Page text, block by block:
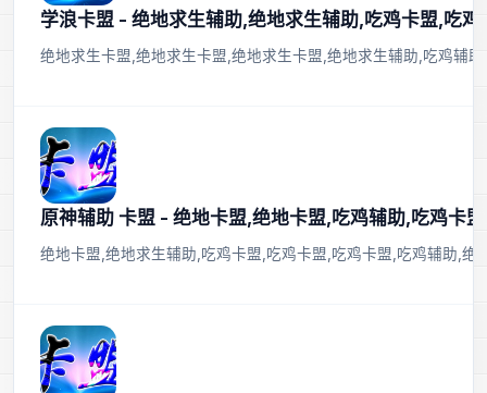
学浪卡盟 - 绝地求生辅助,绝地求生辅助,吃鸡卡盟,吃鸡
绝地求生卡盟,绝地求生卡盟,绝地求生卡盟,绝地求生辅助,吃鸡辅
原神辅助 卡盟 - 绝地卡盟,绝地卡盟,吃鸡辅助,吃鸡卡盟
绝地卡盟,绝地求生辅助,吃鸡卡盟,吃鸡卡盟,吃鸡卡盟,吃鸡辅助,绝